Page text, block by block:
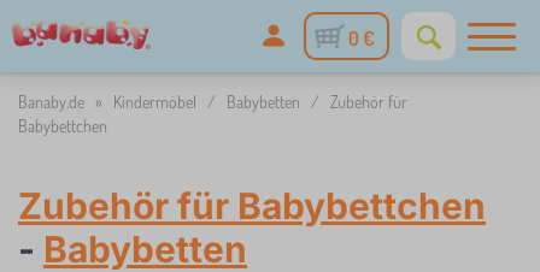
0 €
Banaby.de » Kindermöbel / Babybetten / Zubehör für
Babybettchen
Zubehör für Babybettchen
- Babybetten